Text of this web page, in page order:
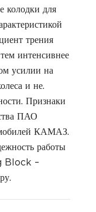
колодки для
трения
интенсивнее
усилии на
и не.
Признаки
ПАО
КАМАЗ.
работы
Block –